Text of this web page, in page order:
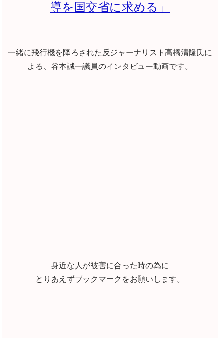
導を国交省に求める」
一緒に飛行機を降ろされた反ジャーナリスト高橋清隆氏に
よる、谷本誠一議員のインタビュー動画です。
身近な人が被害に合った時の為に
とりあえずブックマークをお願いします。